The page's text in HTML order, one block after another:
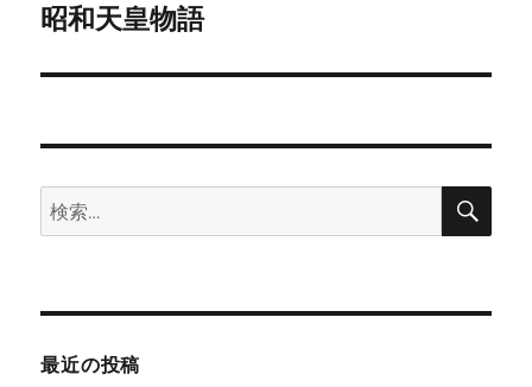
ゲ
ー
ン
次
投
昭和天皇物語
検
索:
検
最近の投稿